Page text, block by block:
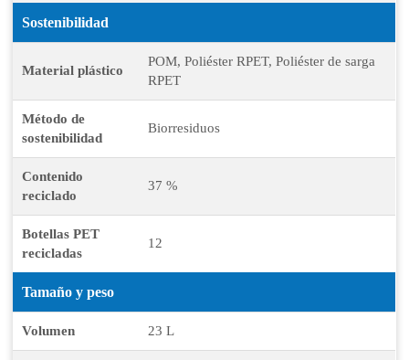
Sostenibilidad
Material plástico
POM, Poliéster RPET, Poliéster de sarga
RPET
Método de
sostenibilidad
Biorresiduos
Contenido
reciclado
37 %
Botellas PET
recicladas
12
Tamaño y peso
Volumen 23 L